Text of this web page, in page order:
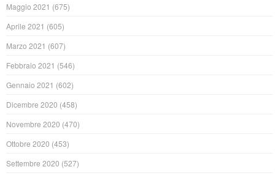
Maggio 2021 (675)
Aprile 2021 (605)
Marzo 2021 (607)
Febbraio 2021 (546)
Gennaio 2021 (602)
Dicembre 2020 (458)
Novembre 2020 (470)
Ottobre 2020 (453)
Settembre 2020 (527)